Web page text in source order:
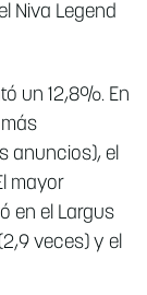
Niva Legend
un 12,8%. En
anuncios), el
mayor
en el Largus
veces) y el